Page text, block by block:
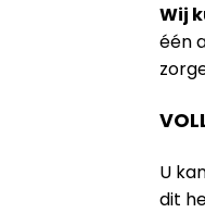
Wij
één
U
dit